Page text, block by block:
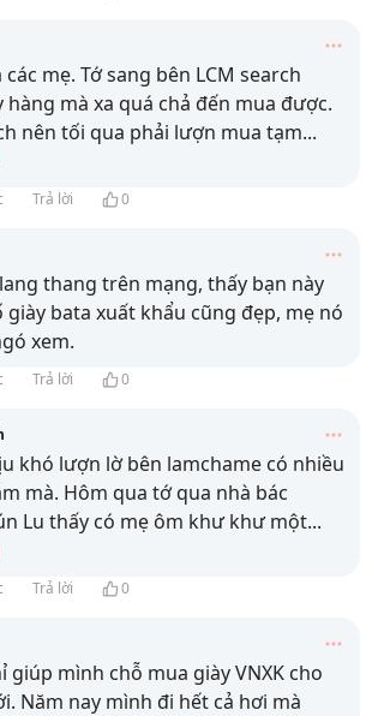
các mẹ. Tớ sang bên LCM search
hàng mà xa quá chả đến mua được.
nên tối qua phải lượn mua tạm...
Trả lời 0
thang trên mạng, thấy bạn này
giày bata xuất khẩu cũng đẹp, mẹ nó
xem.
Trả lời 0
khó lượn lờ bên lamchame có nhiều
mà. Hôm qua tớ qua nhà bác
Lu thấy có mẹ ôm khư khư một...
Trả lời 0
giúp mình chỗ mua giày VNXK cho
Năm nay mình đi hết cả hơi mà